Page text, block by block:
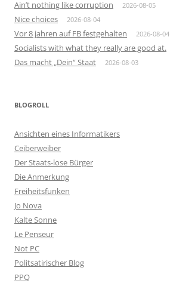
Ain’t nothing like corruption 2026-08-05
Nice choices 2026-08-04
Vor 8 jahren auf FB festgehalten 2026-08-04
Socialists with what they really are good at.
Das macht „Dein“ Staat 2026-08-03
BLOGROLL
Ansichten eines Informatikers
Ceiberweiber
Der Staats-lose Bürger
Die Anmerkung
Freiheitsfunken
Jo Nova
Kalte Sonne
Le Penseur
Not PC
Politsatirischer Blog
PPQ